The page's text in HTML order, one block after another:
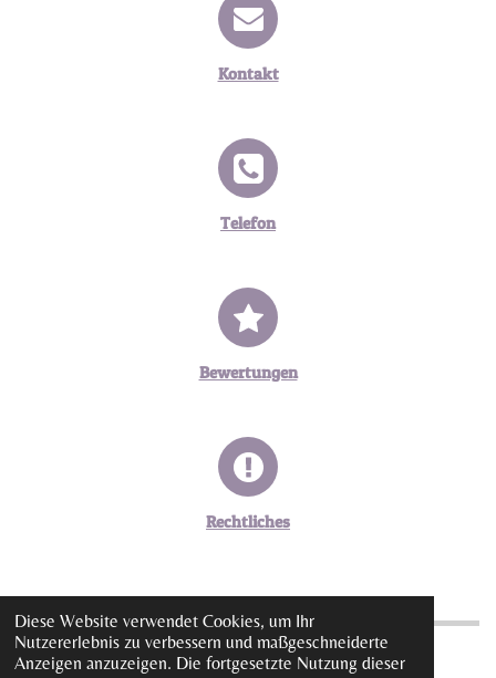
Diese Website verwendet Cookies, um Ihr
Nutzererlebnis zu verbessern und maßgeschneiderte
Anzeigen anzuzeigen. Die fortgesetzte Nutzung dieser
Kontakt
Telefon
Bewertungen
Rechtliches